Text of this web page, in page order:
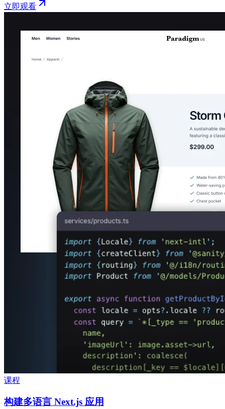
立即观看
课程
构建多语言 Next.js 应用